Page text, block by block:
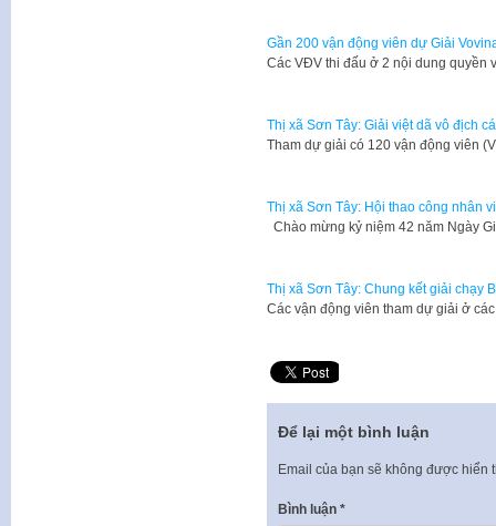
Gần 200 vận động viên dự Giải
Các VĐV thi đấu ở 2 nội dung quyền
Thị xã Sơn Tây: Giải việt dã vô địch
Tham dự giải có 120 vận động viên
Thị xã Sơn Tây: Hội thao công nhân
Chào mừng kỷ niệm 42 năm Ngày
Thị xã Sơn Tây: Chung kết giải chạy
Các vận động viên tham dự giải ở
Để lại một bình luận
Email của bạn sẽ không được hiển
Bình luận *